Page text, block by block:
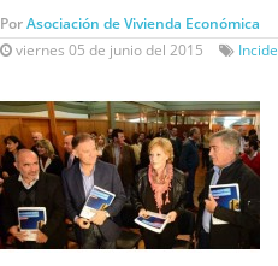
PorAsociación de Vivienda Económica
viernes 05 de junio del 2015